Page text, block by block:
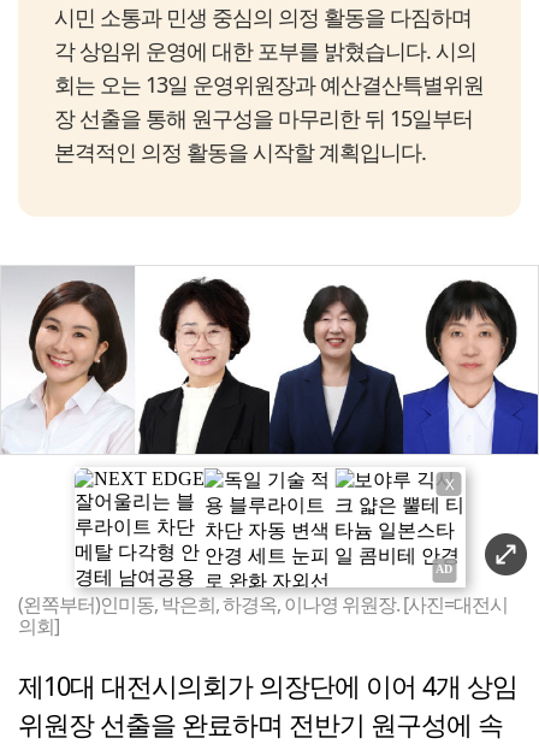
시민 소통과 민생 중심의 의정 활동을 다짐하며
각 상임위 운영에 대한 포부를 밝혔습니다. 시의
회는 오는 13일 운영위원장과 예산결산특별위원
장 선출을 통해 원구성을 마무리한 뒤 15일부터
본격적인 의정 활동을 시작할 계획입니다.
X
(왼쪽부터)인미동, 박은희, 하경옥, 이나영 위원장. [사진=대전시
의회]
제10대 대전시의회가 의장단에 이어 4개 상임
위원장 선출을 완료하며 전반기 원구성에 속